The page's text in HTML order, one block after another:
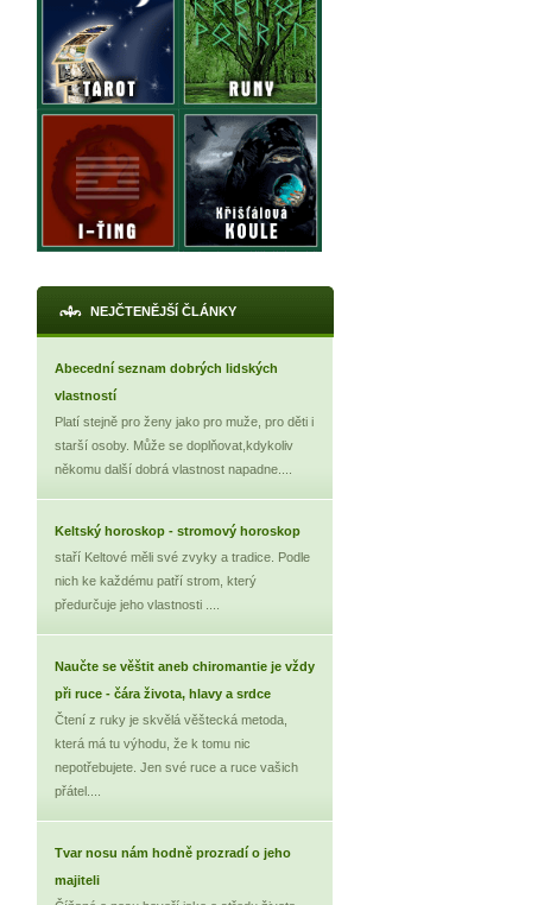
NEJČTENĚJŠÍ ČLÁNKY
Abecední seznam dobrých lidských
vlastností
Platí stejně pro ženy jako pro muže, pro děti i
starší osoby. Může se doplňovat,kdykoliv
někomu další dobrá vlastnost napadne....
Keltský horoskop - stromový horoskop
staří Keltové měli své zvyky a tradice. Podle
nich ke každému patří strom, který
předurčuje jeho vlastnosti ....
Naučte se věštit aneb chiromantie je vždy
při ruce - čára života, hlavy a srdce
Čtení z ruky je skvělá věštecká metoda,
která má tu výhodu, že k tomu nic
nepotřebujete. Jen své ruce a ruce vašich
přátel....
Tvar nosu nám hodně prozradí o jeho
majiteli